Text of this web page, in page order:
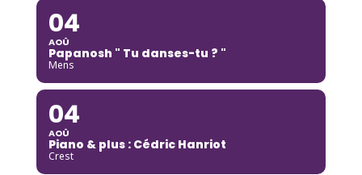
04
AOÛ
Papanosh " Tu danses-tu ? "
Mens
04
AOÛ
Piano & plus : Cédric Hanriot
Crest